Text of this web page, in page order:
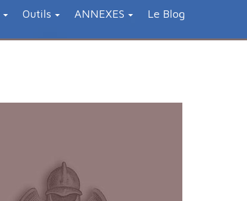
Outils ANNEXES Le Blog